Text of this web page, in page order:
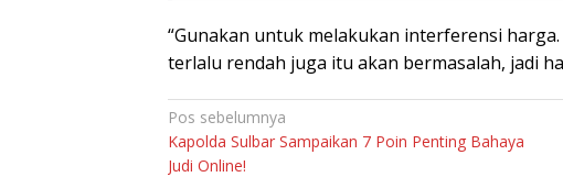
“Gunakan untuk melakukan interferensi
terlalu rendah juga itu akan bermasalah, jadi
Navigasi
pos
Pos sebelumnya
Kapolda Sulbar Sampaikan 7 Poin Penting Bahaya
Judi Online!